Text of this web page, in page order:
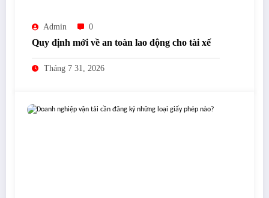
Admin 0
Quy định mới về an toàn lao động cho tài xế
Tháng 7 31, 2026